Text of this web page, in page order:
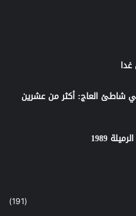
غدا
في شاطئ العاج: أكثر من عشرين
1989
(191)